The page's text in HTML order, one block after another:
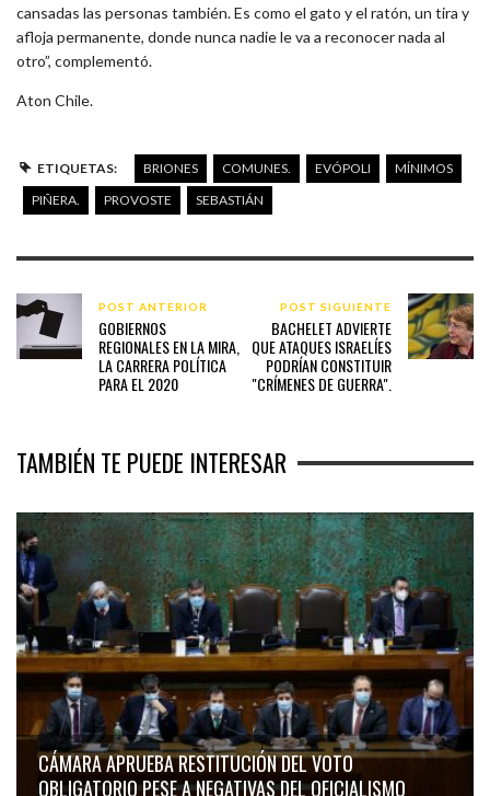
cansadas las personas también. Es como el gato y el ratón, un tira y
afloja permanente, donde nunca nadie le va a reconocer nada al
otro”, complementó.
Aton Chile.
ETIQUETAS: BRIONES COMUNES. EVÓPOLI
MÍNIMOS
PIÑERA.
PROVOSTE SEBASTIÁN
POST ANTERIOR
GOBIERNOS
REGIONALES EN LA MIRA,
LA CARRERA POLÍTICA
PARA EL 2020
POST SIGUIENTE
BACHELET ADVIERTE
QUE ATAQUES ISRAELÍES
PODRÍAN CONSTITUIR
"CRÍMENES DE GUERRA".
TAMBIÉN TE PUEDE INTERESAR
CÁMARA APRUEBA RESTITUCIÓN DEL VOTO
OBLIGATORIO PESE A NEGATIVAS DEL OFICIALISMO